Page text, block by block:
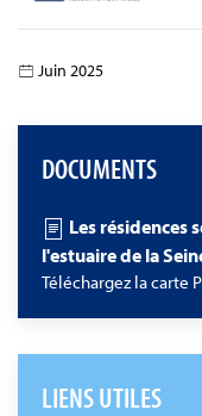
Juin 2025
DOCUMENTS
Les résidences
l'estuaire de la
Téléchargez la carte
LIENS UTILES